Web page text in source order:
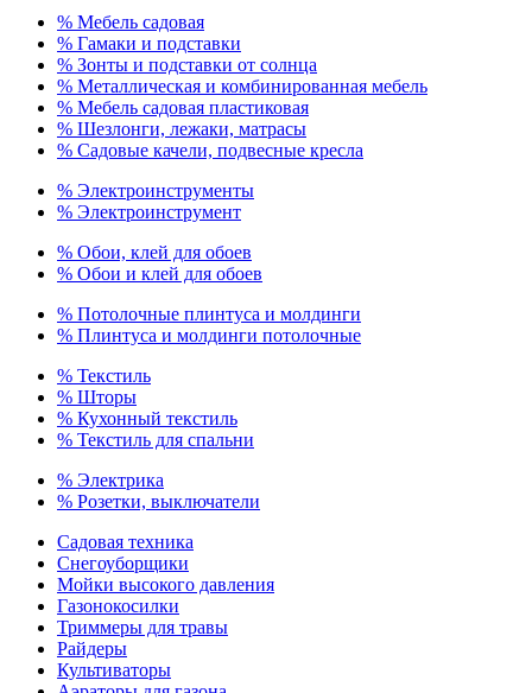
% Мебель садовая
% Гамаки и подставки
% Зонты и подставки от солнца
% Металлическая и комбинированная мебель
% Мебель садовая пластиковая
% Шезлонги, лежаки, матрасы
% Садовые качели, подвесные кресла
% Электроинструменты
% Электроинструмент
% Обои, клей для обоев
% Обои и клей для обоев
% Потолочные плинтуса и молдинги
% Плинтуса и молдинги потолочные
% Текстиль
% Шторы
% Кухонный текстиль
% Текстиль для спальни
% Электрика
% Розетки, выключатели
Садовая техника
Снегоуборщики
Мойки высокого давления
Газонокосилки
Триммеры для травы
Райдеры
Культиваторы